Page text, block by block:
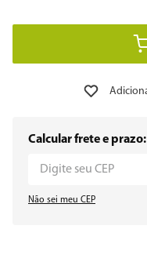
Calcular frete e prazo:
Não sei meu CEP
8
9º geladeira
microondas